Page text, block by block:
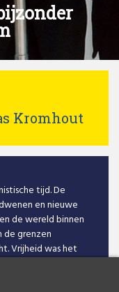
Kromhout
tijd. De
en nieuwe
de wereld binnen
grenzen
Vrijheid was het
deed de
burger. Maar